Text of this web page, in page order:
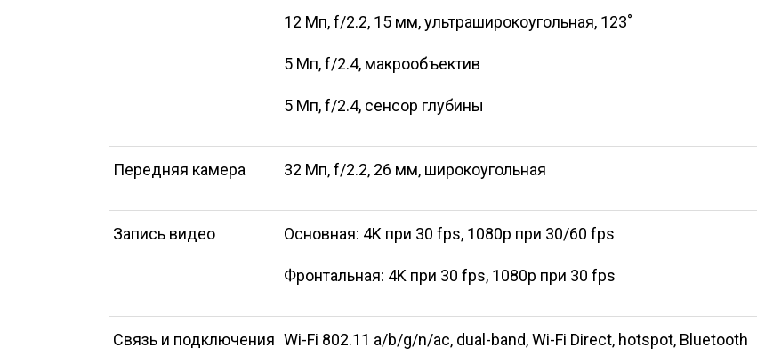
12 Мп, f/2.2, 15 мм, ультраширокоугольная, 123˚
5 Мп, f/2.4, макрообъектив
5 Мп, f/2.4, сенсор глубины
Передняя камера 32 Мп, f/2.2, 26 мм, широкоугольная
Запись видео Основная: 4K при 30 fps, 1080p при 30/60 fps
Фронтальная: 4K при 30 fps, 1080p при 30 fps
Связь и подключения Wi-Fi 802.11 a/b/g/n/ac, dual-band, Wi-Fi Direct, hotspot, Bluetooth